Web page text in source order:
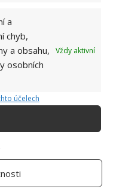
a
chyb,
a obsahu,
osobních
Vždy aktivní
účelech